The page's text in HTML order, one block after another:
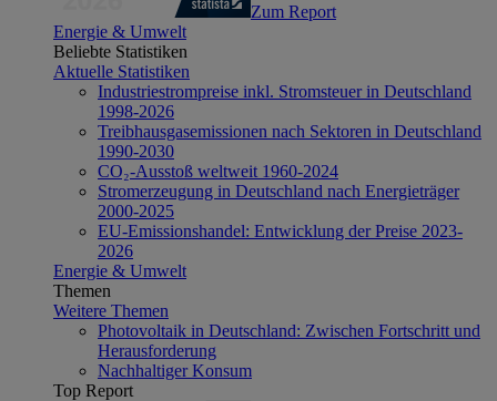
Zum Report
Energie & Umwelt
Beliebte Statistiken
Aktuelle Statistiken
Industriestrompreise inkl. Stromsteuer in Deutschland
1998-2026
Treibhausgasemissionen nach Sektoren in Deutschland
1990-2030
CO₂-Ausstoß weltweit 1960-2024
Stromerzeugung in Deutschland nach Energieträger
2000-2025
EU-Emissionshandel: Entwicklung der Preise 2023-
2026
Energie & Umwelt
Themen
Weitere Themen
Photovoltaik in Deutschland: Zwischen Fortschritt und
Herausforderung
Nachhaltiger Konsum
Top Report